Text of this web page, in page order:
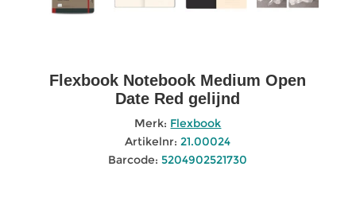
Flexbook Notebook Medium Open
Date Red gelijnd
Merk: Flexbook
Artikelnr: 21.00024
Barcode: 5204902521730